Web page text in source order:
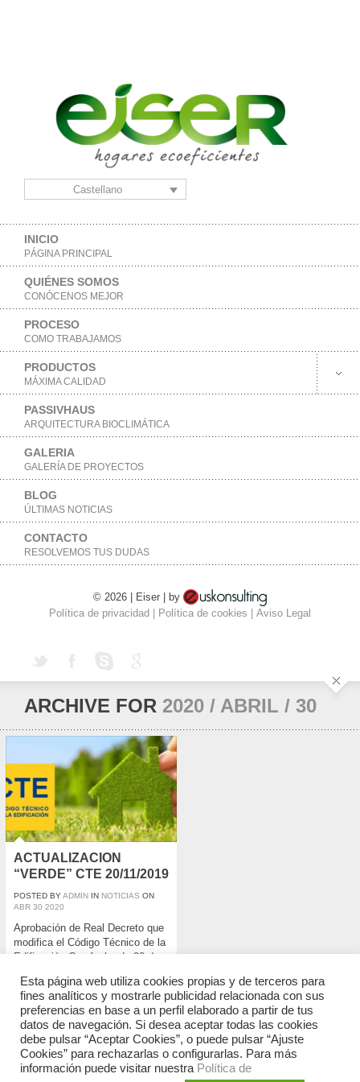
Castellano
INICIO
PÁGINA PRINCIPAL
QUIÉNES SOMOS
CONÓCENOS MEJOR
PROCESO
COMO TRABAJAMOS
PRODUCTOS
MÁXIMA CALIDAD
PASSIVHAUS
ARQUITECTURA BIOCLIMÁTICA
GALERIA
GALERÍA DE PROYECTOS
BLOG
ÚLTIMAS NOTICIAS
CONTACTO
RESOLVEMOS TUS DUDAS
© 2026 | Eiser | by
Política de privacidad
Política de cookies Aviso Legal
ARCHIVE FOR 2020 / ABRIL / 30
ACTUALIZACION
“VERDE” CTE 20/11/2019
POSTED BYADMIN IN NOTICIAS ON
ABR 30 2020
Aprobación de Real Decreto que
modifica el Código Técnico de la
Edificación Con fecha de 20 de
Real Decreto de Modificación del
Código Técnico de la
Edificación, que servirá para la
mejora de la eficiencia
energética de los edificios y que
recoge, entre otras cuestiones,
[…]
Esta página web utiliza cookies propias y de terceros para
fines analíticos y mostrarle publicidad relacionada con sus
preferencias en base a un perfil elaborado a partir de tus
datos de navegación. Si desea aceptar todas las cookies
debe pulsar “Aceptar Cookies”, o puede pulsar “Ajuste
Cookies” para rechazarlas o configurarlas. Para más
información puede visitar nuestra Política de